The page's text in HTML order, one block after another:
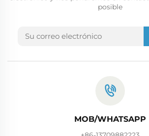
posible
MOB/WHATSAPP